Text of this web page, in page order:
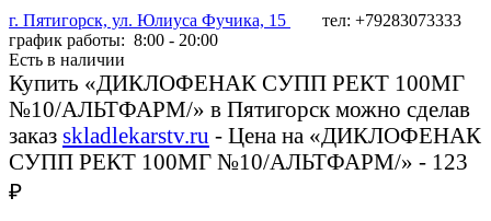
г. Пятигорск, ул. Юлиуса Фучика, 15
тел: +79283073333
график работы: 8:00 - 20:00
Есть в наличии
Купить «ДИКЛОФЕНАК СУПП РЕКТ 100МГ
№10/АЛЬТФАРМ/» в Пятигорск можно сделав
заказ skladlekarstv.ru - Цена на «ДИКЛОФЕНАК
СУПП РЕКТ 100МГ №10/АЛЬТФАРМ/» - 123
₽